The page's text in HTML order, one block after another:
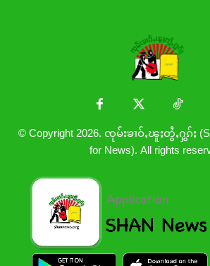
© Copyright 2026. ၸုမ်းၶၢဝ်ႇၽူႈတွႆႇႁွၵ်ႈ
for News). All rights